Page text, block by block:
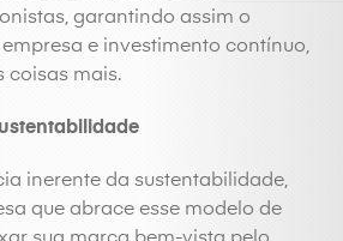
garantindo assim o
e investimento contínuo,
coisas mais.
inerente da sustentabilidade,
que abrace esse modelo de